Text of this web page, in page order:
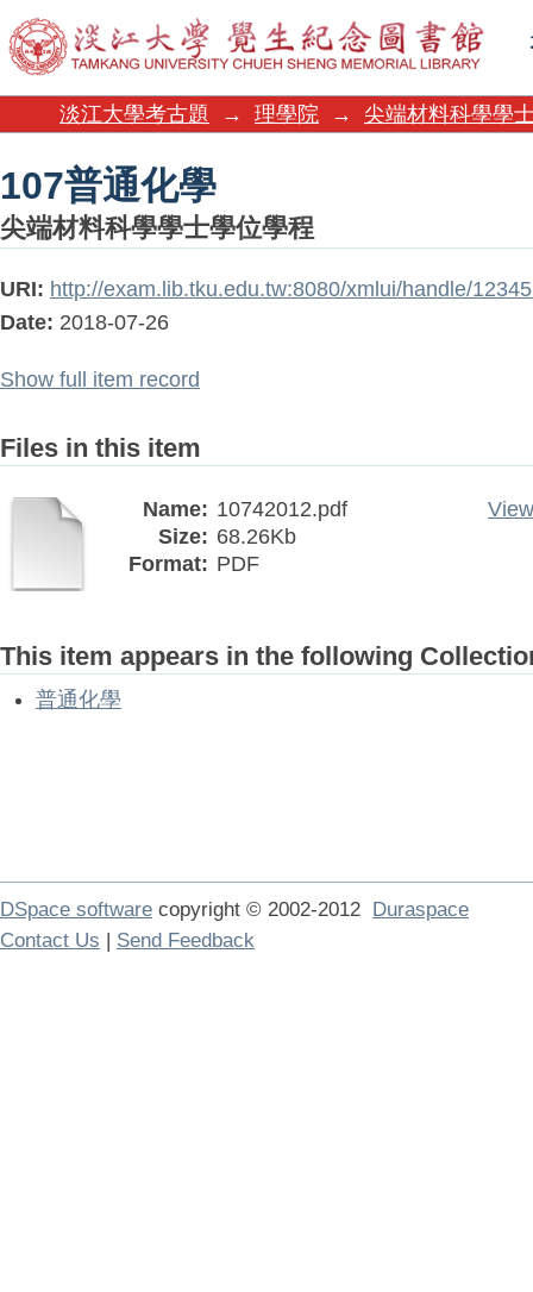
107普通化學
淡江大學考古題 → 理學院 → 尖端材料科學學
107普通化學
尖端材料科學學士學位學程
URI: http://exam.lib.tku.edu.tw:8080/xmlui/handle/
Date: 2018-07-26
Show full item record
Files in this item
Name: 10742012.pdf
Size: 68.26Kb
Format: PDF
This item appears in the following
普通化學
DSpace software copyright © 2002-2012 Duraspace
Contact Us | Send Feedback